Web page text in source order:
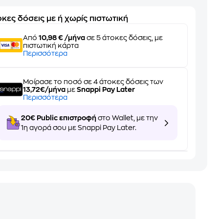
δόσεις με ή χωρίς πιστωτική
Από10,98 € /μήνα σε 5 άτοκες δόσεις, με
πιστωτική κάρτα
Περισσότερα
Μοίρασε το ποσό σε 4 άτοκες δόσεις των
13,72€/μήνα μεSnappi Pay Later
Περισσότερα
20€ Public επιστροφή στο Wallet, με την
1η αγορά σου με Snappi Pay Later.